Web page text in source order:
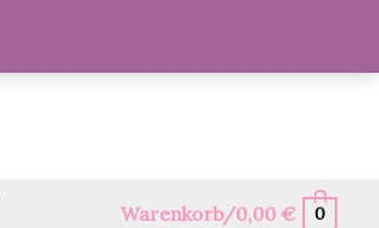
Warenkorb/0,00€ 0